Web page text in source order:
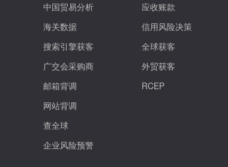
中国贸易分析
海关数据
搜索引擎获客
广交会采购商
邮箱背调
网站背调
查全球
企业风险预警
应收账款
信用风险决策
全球获客
外贸获客
RCEP